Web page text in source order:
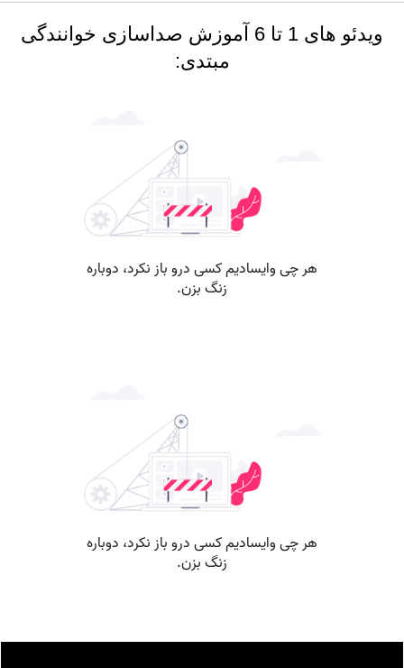
ویدئو های 1 تا 6 آموزش صداسازی خوانندگی
مبتدی: